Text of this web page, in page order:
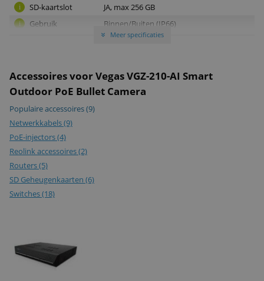
i SD-kaartslot JA, max 256 GB
i Gebruik Binnen/Buiten (IP66)
Compatible met
NAS
Synology
Opslag via Cloud
Beeld
i Audiodetectie
i Snapshot alert
i IR-cut
Lensgrootte
» Meer specificaties
Accessoires voor Vegas VGZ-210-AI Smart
Outdoor PoE Bullet Camera
Populaire accessoires(9)
Netwerkkabels(9)
PoE-injectors(4)
Reolink accessoires(2)
Routers(5)
SD Geheugenkaarten (6)
Switches(18)